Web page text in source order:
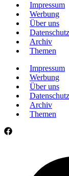
Impressum
Werbung
Über uns
Datenschutz
Archiv
Themen
Impressum
Werbung
Über uns
Datenschutz
Archiv
Themen